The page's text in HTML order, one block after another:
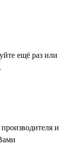
ещё раз или
и